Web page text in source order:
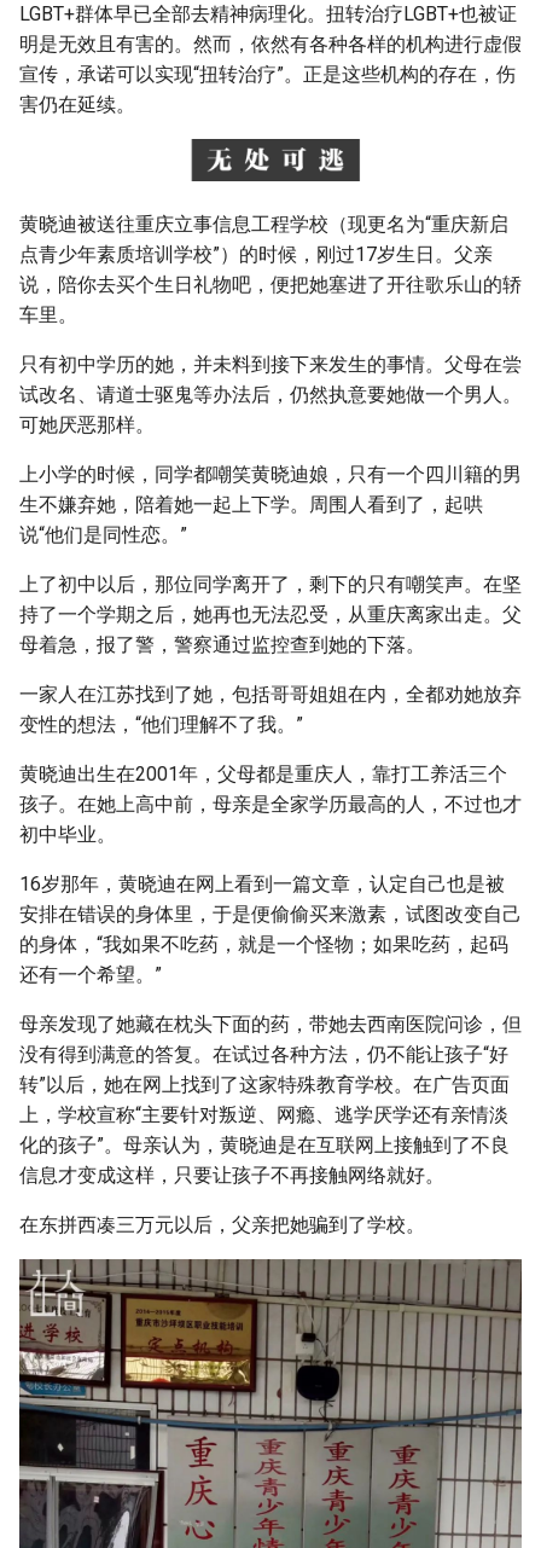
LGBT+群体早已全部去精神病理化。扭转治疗LGBT+也被证
明是无效且有害的。然而，依然有各种各样的机构进行虚假
宣传，承诺可以实现“扭转治疗”。正是这些机构的存在，伤
害仍在延续。
黄晓迪被送往重庆立事信息工程学校（现更名为“重庆新启
点青少年素质培训学校”）的时候，刚过17岁生日。父亲
说，陪你去买个生日礼物吧，便把她塞进了开往歌乐山的轿
车里。
只有初中学历的她，并未料到接下来发生的事情。父母在尝
试改名、请道士驱鬼等办法后，仍然执意要她做一个男人。
可她厌恶那样。
上小学的时候，同学都嘲笑黄晓迪娘，只有一个四川籍的男
生不嫌弃她，陪着她一起上下学。周围人看到了，起哄
说“他们是同性恋。”
上了初中以后，那位同学离开了，剩下的只有嘲笑声。在坚
持了一个学期之后，她再也无法忍受，从重庆离家出走。父
母着急，报了警，警察通过监控查到她的下落。
一家人在江苏找到了她，包括哥哥姐姐在内，全都劝她放弃
变性的想法，“他们理解不了我。”
黄晓迪出生在2001年，父母都是重庆人，靠打工养活三个
孩子。在她上高中前，母亲是全家学历最高的人，不过也才
初中毕业。
16岁那年，黄晓迪在网上看到一篇文章，认定自己也是被
安排在错误的身体里，于是便偷偷买来激素，试图改变自己
的身体，“我如果不吃药，就是一个怪物；如果吃药，起码
还有一个希望。”
母亲发现了她藏在枕头下面的药，带她去西南医院问诊，但
没有得到满意的答复。在试过各种方法，仍不能让孩子“好
转”以后，她在网上找到了这家特殊教育学校。在广告页面
上，学校宣称“主要针对叛逆、网瘾、逃学厌学还有亲情淡
化的孩子”。母亲认为，黄晓迪是在互联网上接触到了不良
信息才变成这样，只要让孩子不再接触网络就好。
在东拼西凑三万元以后，父亲把她骗到了学校。